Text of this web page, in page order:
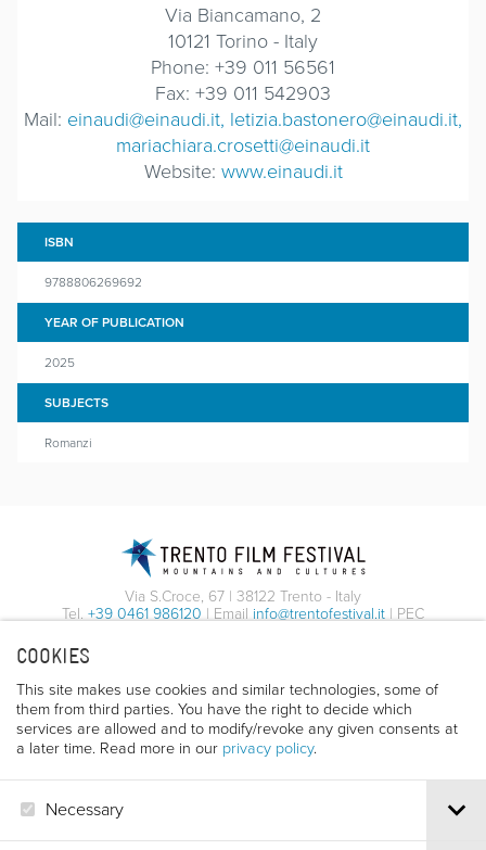
COOKIES
This site makes use cookies and similar technologies, some of
them from third parties. You have the right to decide which
services are allowed and to modify/revoke any given consents at
a later time. Read more in our privacy policy.
Necessary
Via Biancamano, 2
10121 Torino - Italy
Phone: +39 011 56561
Fax: +39 011 542903
Mail: einaudi@einaudi.it, letizia.bastonero@einaudi.it,
mariachiara.crosetti@einaudi.it
Website: www.einaudi.it
ISBN
9788806269692
YEAR OF PUBLICATION
2025
SUBJECTS
Romanzi
Via S.Croce, 67 | 38122 Trento - Italy
Tel. +39 0461 986120 | Email info@trentofestival.it | PEC